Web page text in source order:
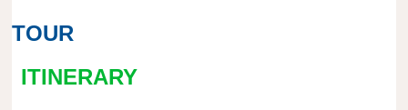
TOUR
ITINERARY